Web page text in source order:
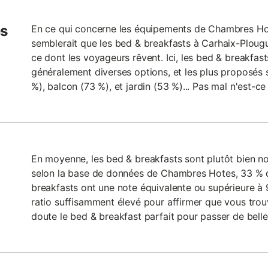
En ce qui concerne les équipements de Chambres
semblerait que les bed & breakfasts à Carhaix-
ce dont les voyageurs rêvent. Ici, les bed &
généralement diverses options, et les plus proposés
%), balcon (73 %), et jardin (53 %)... Pas mal n'est-ce
En moyenne, les bed & breakfasts sont plutôt bien
selon la base de données de Chambres Hotes, 33 %
breakfasts ont une note équivalente ou supérieure à
ratio suffisamment élevé pour affirmer que vous
doute le bed & breakfast parfait pour passer de